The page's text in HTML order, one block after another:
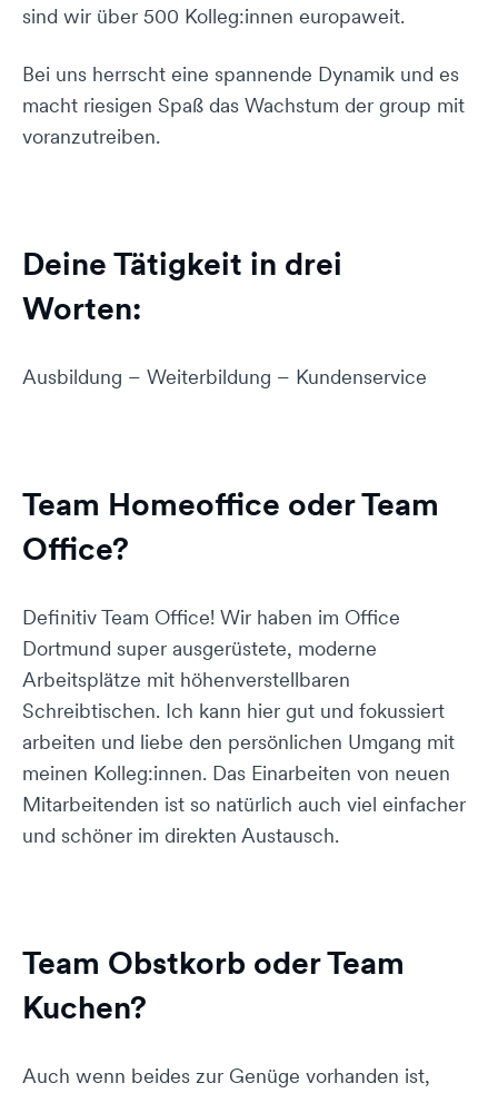
sind wir über 500 Kolleg:innen europaweit.
Bei uns herrscht eine spannende Dynamik und es
macht riesigen Spaß das Wachstum der group mit
voranzutreiben.
Deine Tätigkeit in drei
Worten:
Ausbildung – Weiterbildung – Kundenservice
Team Homeoffice oder Team
Office?
Definitiv Team Office! Wir haben im Office
Dortmund super ausgerüstete, moderne
Arbeitsplätze mit höhenverstellbaren
Schreibtischen. Ich kann hier gut und fokussiert
arbeiten und liebe den persönlichen Umgang mit
meinen Kolleg:innen. Das Einarbeiten von neuen
Mitarbeitenden ist so natürlich auch viel einfacher
und schöner im direkten Austausch.
Team Obstkorb oder Team
Kuchen?
Auch wenn beides zur Genüge vorhanden ist,